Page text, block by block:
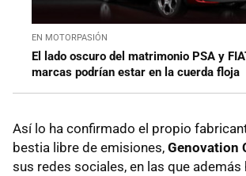
EN MOTORPASIÓN
El lado oscuro del matrimonio PSA y
marcas podrían estar en la cuerda floja
Así lo ha confirmado el propio
bestia libre de emisiones, Genovation
sus redes sociales, en las que además